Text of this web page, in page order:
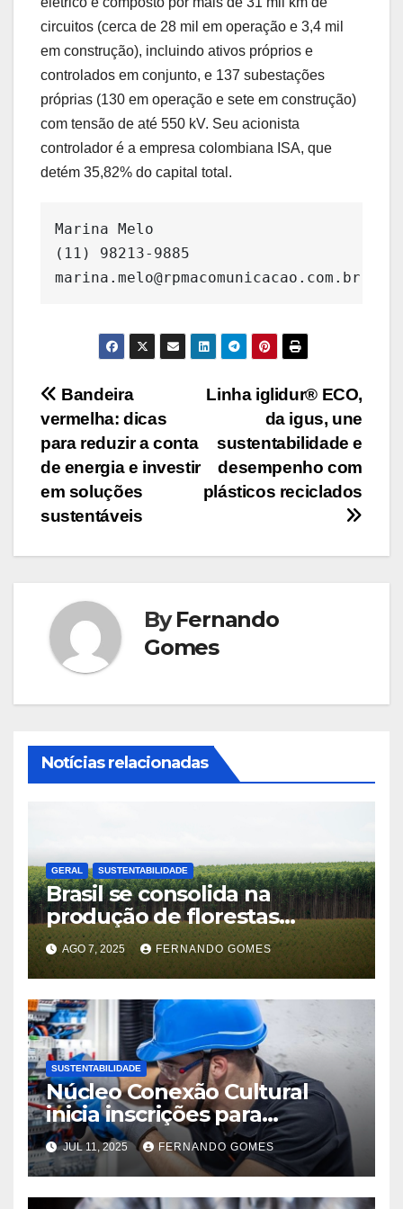
circuitos (cerca de 28 mil em operação e 3,4 mil
em construção), incluindo ativos próprios e
controlados em conjunto, e 137 subestações
próprias (130 em operação e sete em construção)
com tensão de até 550 kV. Seu acionista
controlador é a empresa colombiana ISA, que
detém 35,82% do capital total.
Marina Melo
(11) 98213-9885
marina.melo@rpmacomunicacao.com.br
Navegação
de
Post
Linha iglidur® ECO,
da igus, une
sustentabilidade e
desempenho com
plásticos reciclados
Bandeira
vermelha: dicas
para reduzir a conta
de energia e investir
em soluções
sustentáveis
ByFernando
Gomes
Notícias relacionadas
GERAL SUSTENTABILIDADE
Brasil se consolida na
produção de florestas
plantadas e reforça a
importância do manejo
integrado no campo
AGO 7, 2025 FERNANDO GOMES
SUSTENTABILIDADE
Núcleo Conexão Cultural
inicia inscrições para
formação gratuita em
elétrica e iluminação cênica
para jovens em Guarulhos
JUL 11, 2025 FERNANDO GOMES